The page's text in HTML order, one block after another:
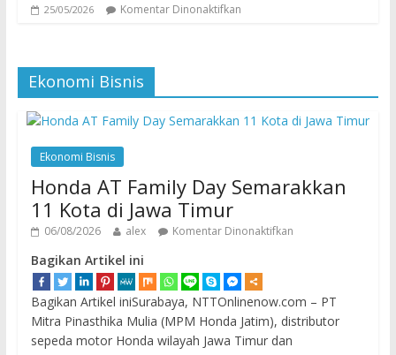
25/05/2026 Komentar Dinonaktifkan
Ekonomi Bisnis
Ekonomi Bisnis
Honda AT Family Day Semarakkan
11 Kota di Jawa Timur
06/08/2026 alex Komentar Dinonaktifkan
Bagikan Artikel ini
Bagikan Artikel iniSurabaya, NTTOnlinenow.com – PT
Mitra Pinasthika Mulia (MPM Honda Jatim), distributor
sepeda motor Honda wilayah Jawa Timur dan